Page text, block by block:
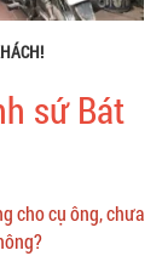
sứ Bát
cho cụ ông, chưa